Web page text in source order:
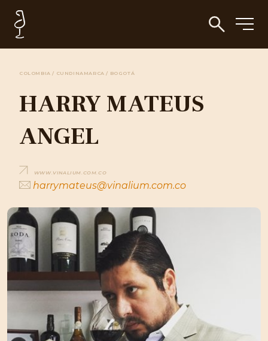
COLOMBIA / CUNDINAMARCA / BOGOTÁ
HARRY MATEUS
ANGEL
WWW.VINALIUM.COM.CO
harrymateus@vinalium.com.co